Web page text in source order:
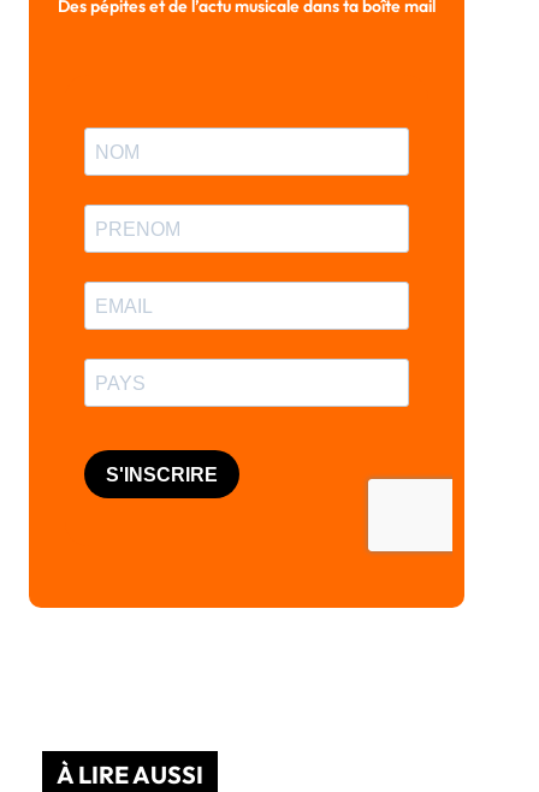
Des pépites et de l’actu musicale dans ta boîte mail
À LIRE AUSSI